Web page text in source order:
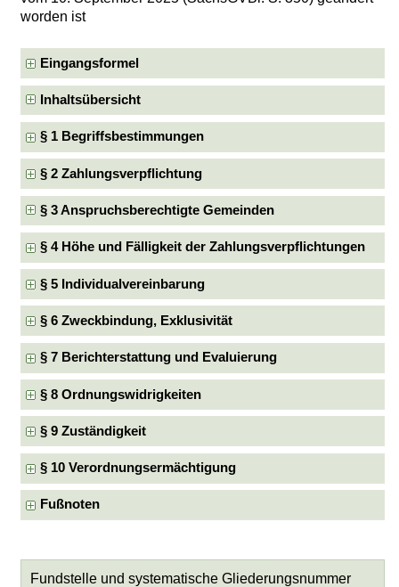
worden ist
Eingangsformel
Inhaltsübersicht
§ 1 Begriffsbestimmungen
§ 2 Zahlungsverpflichtung
§ 3 Anspruchsberechtigte Gemeinden
§ 4 Höhe und Fälligkeit der Zahlungsverpflichtungen
§ 5 Individualvereinbarung
§ 6 Zweckbindung, Exklusivität
§ 7 Berichterstattung und Evaluierung
§ 8 Ordnungswidrigkeiten
§ 9 Zuständigkeit
§ 10 Verordnungsermächtigung
Fußnoten
Fundstelle und systematische Gliederungsnummer